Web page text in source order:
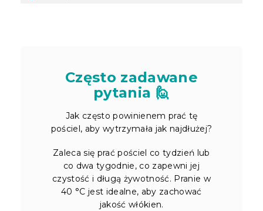
Często zadawane
pytania 🙋
Jak często powinienem prać tę
pościel, aby wytrzymała jak najdłużej?
Zaleca się prać pościel co tydzień lub
co dwa tygodnie, co zapewni jej
czystość i długą żywotność. Pranie w
40 °C jest idealne, aby zachować
jakość włókien.